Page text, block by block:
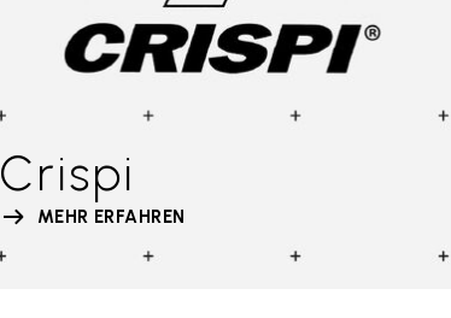
Crispi
MEHR ERFAHREN